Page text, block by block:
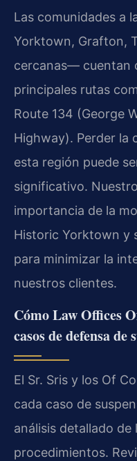
Las comunidades a
Yorktown, Grafton,
cercanas— cuentan
principales rutas
Route 134 (George
Highway). Perder la
esta región puede
significativo.
importancia de la
Historic Yorktown y
para minimizar la
nuestros clientes.
Cómo Law Offices
casos de defensa de
El Sr. Sris y los Of
cada caso de
análisis detallado de
procedimientos.